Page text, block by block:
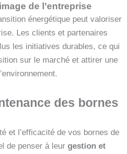
de l’entreprise
énergétique peut valoriser
Les clients et partenaires
les initiatives durables, ce qui
sur le marché et attirer une
des bornes
et l’efficacité de vos bornes de
de penser à leur gestion et